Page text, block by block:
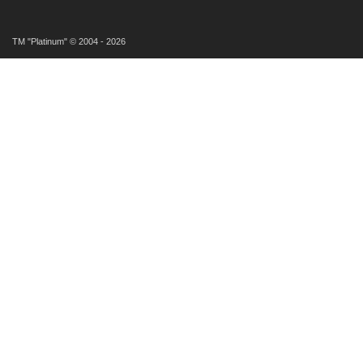
ТМ "Platinum" © 2004 - 2026